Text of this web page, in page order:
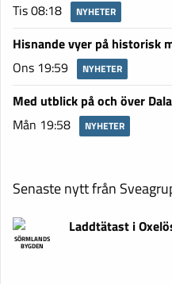
Tis 08:18
NYHETER
Hisnande vyer på historisk
Ons 19:59
NYHETER
Med utblick på och över
Mån 19:58
NYHETER
Senaste nytt från
SÖRMLANDS
BYGDEN
Laddtätast i